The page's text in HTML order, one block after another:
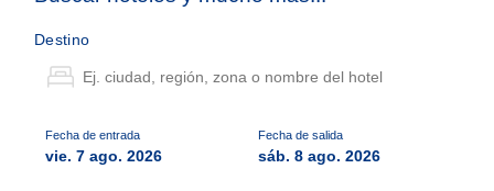
Destino
Fecha de entrada
vie. 7 ago. 2026
Fecha de salida
sáb. 8 ago. 2026